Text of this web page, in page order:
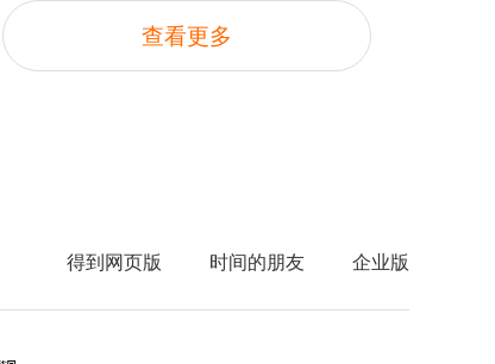
查看更多
得到网页版 时间的朋友 企业版